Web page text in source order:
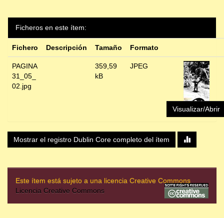
Ficheros en este ítem:
Fichero Descripción Tamaño Formato
PAGINA
31_05_
02.jpg
359,59
kB
JPEG
Visualizar/Abrir
Mostrar el registro Dublin Core completo del ítem
Este ítem está sujeto a una licencia Creative Commons
Licencia Creative Commons